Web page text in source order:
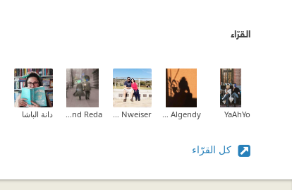
القرّاء
YaAhYo دانة الباشا
كل القرّاء